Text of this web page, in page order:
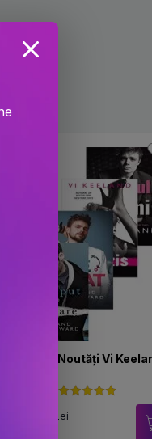
Pachet Noutăți Vi
PRP: 221.6 Lei